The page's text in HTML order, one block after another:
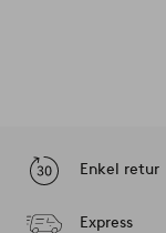
Enkel retur
Express